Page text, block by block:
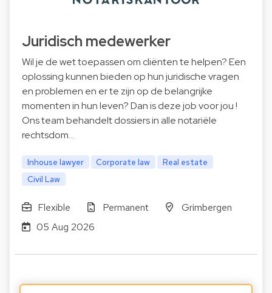
Juridisch medewerker
Wil je de wet toepassen om cliënten te helpen? Een
oplossing kunnen bieden op hun juridische vragen
en problemen en er te zijn op de belangrijke
momenten in hun leven? Dan is deze job voor jou !
Ons team behandelt dossiers in alle notariële
rechtsdom…
Inhouse lawyer Corporate law
Real estate
Civil Law
Flexible Permanent
Grimbergen
05 Aug 2026